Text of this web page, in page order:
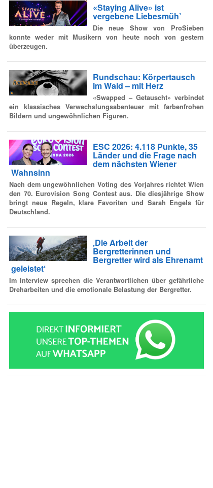
«Staying Alive» ist
vergebene Liebesmüh’
Die neue Show von ProSieben
konnte weder mit Musikern von heute noch von gestern
überzeugen.
Rundschau: Körpertausch
im Wald – mit Herz
«Swapped – Getauscht» verbindet
ein klassisches Verwechslungsabenteuer mit farbenfrohen
Bildern und ungewöhnlichen Figuren.
ESC 2026: 4.118 Punkte, 35
Länder und die Frage nach
dem nächsten Wiener
Wahnsinn
Nach dem ungewöhnlichen Voting des Vorjahres richtet Wien
den 70. Eurovision Song Contest aus. Die diesjährige Show
bringt neue Regeln, klare Favoriten und Sarah Engels für
Deutschland.
‚Die Arbeit der
Bergretterinnen und
Bergretter wird als Ehrenamt
geleistet‘
Im Interview sprechen die Verantwortlichen über gefährliche
Dreharbeiten und die emotionale Belastung der Bergretter.